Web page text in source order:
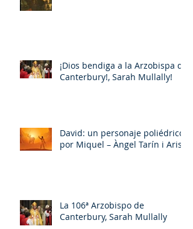
¡Dios bendiga a la Arzobispa de
Canterbury!, Sarah Mullally!
David: un personaje poliédrico,
por Miquel – Àngel Tarín i Arisó
La 106ª Arzobispo de
Canterbury, Sarah Mullally